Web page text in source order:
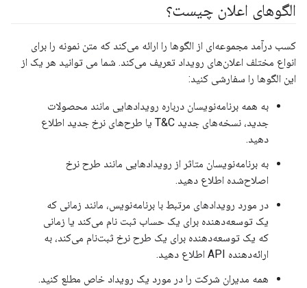
الگوهای اعلان چیست؟
کسب درآمد مجموعه‌ای از الگوها را ارائه می‌کند که متن نمونه را برای
انواع مختلف اعلان‌های رویداد تعریف می‌کند. شما می توانید هر یک از
این الگوها را سفارشی کنید:
به همه برنامه‌نویسان درباره رویدادهایی مانند محصولات
جدید، نسخه‌های جدید T&C یا طرح‌های نرخ جدید اطلاع
دهید.
به برنامه‌نویسان متاثر از رویدادهایی مانند طرح نرخ
اصلاح‌شده اطلاع دهید.
در مورد رویدادهای مرتبط با برنامه‌نویس، مانند زمانی که
یک توسعه‌دهنده برای یک حساب ثبت نام می‌کند یا زمانی
که یک توسعه‌دهنده برای یک طرح نرخ ثبت‌نام می‌کند، به
ارائه‌دهنده API اطلاع دهید.
همه مدیران شرکت را در مورد یک رویداد خاص مطلع کنید.